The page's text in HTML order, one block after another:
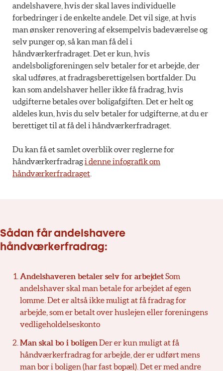
andelshavere, hvis der skal laves individuelle
forbedringer i de enkelte andele. Det vil sige, at hvis
man ønsker renovering af eksempelvis badeværelse og
selv punger op, så kan man få del i
håndværkerfradraget. Det er kun, hvis
andelsboligforeningen selv betaler for et arbejde, der
skal udføres, at fradragsberettigelsen bortfalder. Du
kan som andelshaver heller ikke få fradrag, hvis
udgifterne betales over boligafgiften. Det er helt og
aldeles kun, hvis du selv betaler for udgifterne, at du er
berettiget til at få del i håndværkerfradraget.
Du kan få et samlet overblik over reglerne for
håndværkerfradragi denne infografik om
håndværkerfradraget
Sådan får andelshavere
håndværkerfradrag:
Andelshaveren betaler selv for arbejdetSom
andelshaver skal man betale for arbejdet af egen
lomme. Det er altså ikke muligt at få fradrag for
arbejde, som er betalt over huslejen eller foreningens
vedligeholdelseskonto
Man skal bo i boligen Der er kun muligt at få
håndværkerfradrag for arbejde, der er udført mens
man bor i boligen (har fast bopæl). Det er med andre